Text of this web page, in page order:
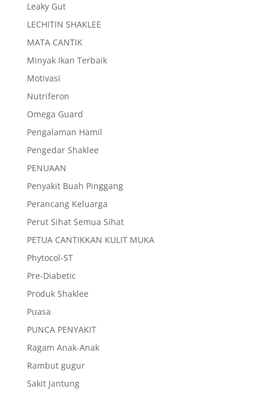
Leaky Gut
LECHITIN SHAKLEE
MATA CANTIK
Minyak Ikan Terbaik
Motivasi
Nutriferon
Omega Guard
Pengalaman Hamil
Pengedar Shaklee
PENUAAN
Penyakit Buah Pinggang
Perancang Keluarga
Perut Sihat Semua Sihat
PETUA CANTIKKAN KULIT MUKA
Phytocol-ST
Pre-Diabetic
Produk Shaklee
Puasa
PUNCA PENYAKIT
Ragam Anak-Anak
Rambut gugur
Sakit Jantung